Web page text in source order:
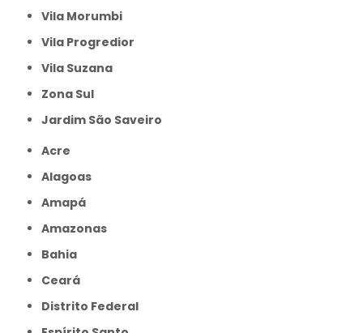
Vila Morumbi
Vila Progredior
Vila Suzana
Zona Sul
jardim São Saveiro
Acre
Alagoas
Amapá
Amazonas
Bahia
Ceará
Distrito Federal